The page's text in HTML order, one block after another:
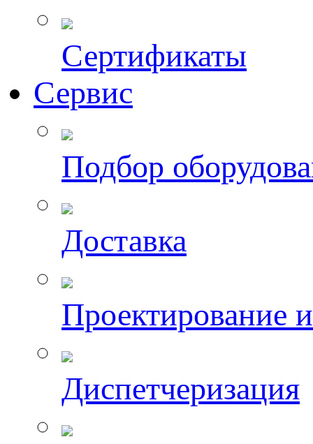
Сертификаты
Сервис
Подбор
Доставка
Проектирование
Диспетчеризация